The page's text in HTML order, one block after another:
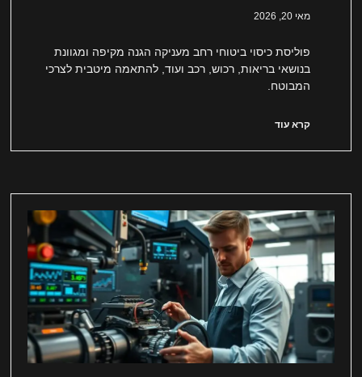
מאי 20, 2026
פוליסת כיסוי ביטוחי רחב מעניקה הגנה מקיפה ומגוונת
בנושאי בריאות, רכוש, רכב ועוד, להתאמה מיטבית לצרכי
המבוטח.
קרא עוד